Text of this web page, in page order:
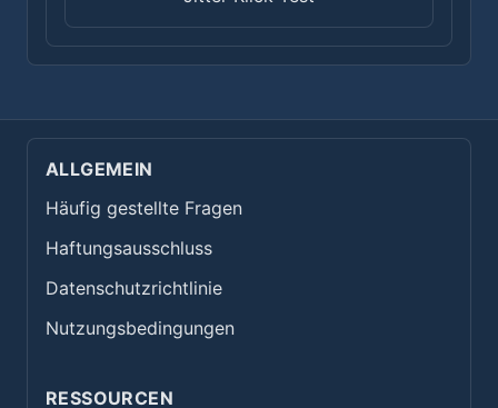
ALLGEMEIN
Häufig gestellte Fragen
Haftungsausschluss
Datenschutzrichtlinie
Nutzungsbedingungen
RESSOURCEN